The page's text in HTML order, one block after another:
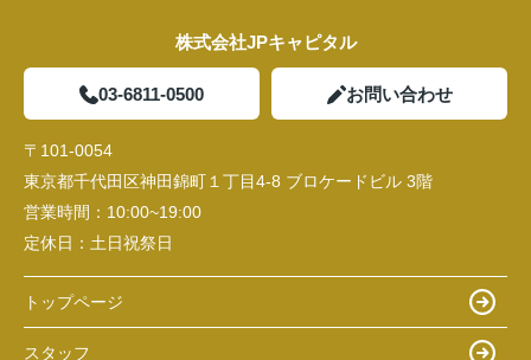
株式会社JPキャピタル
03-6811-0500 お問い合わせ
〒101-0054
東京都千代田区神田錦町１丁目4-8 ブロケードビル 3階
営業時間： 10:00~19:00
定休日： 土日祝祭日
トップページ
スタッフ